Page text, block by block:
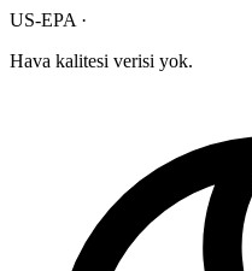
US-EPA ·
Hava kalitesi verisi yok.